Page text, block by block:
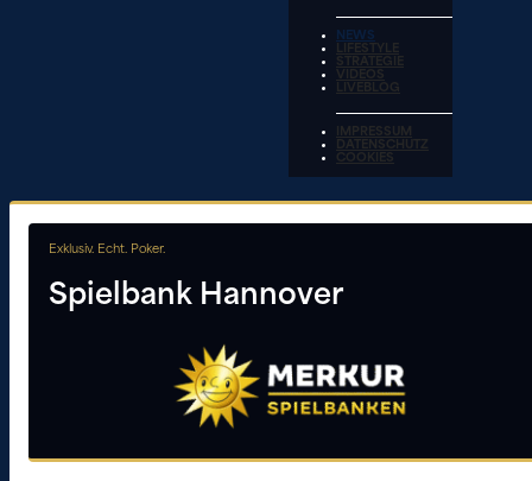
NEWS
LIFESTYLE
STRATEGIE
VIDEOS
LIVEBLOG
IMPRESSUM
DATENSCHUTZ
COOKIES
Exklusiv. Echt. Poker.
Spielbank Hannover